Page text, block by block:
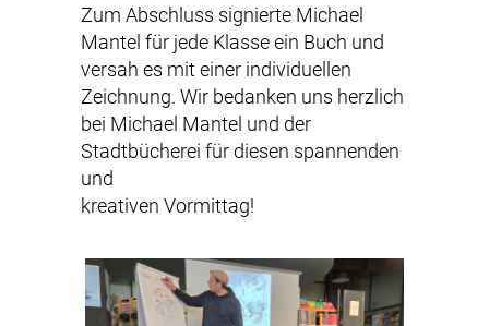
Zum Abschluss signierte Michael
Mantel für jede Klasse ein Buch und
versah es mit einer individuellen
Zeichnung. Wir bedanken uns herzlich
bei Michael Mantel und der
Stadtbücherei für diesen spannenden
und
kreativen Vormittag!